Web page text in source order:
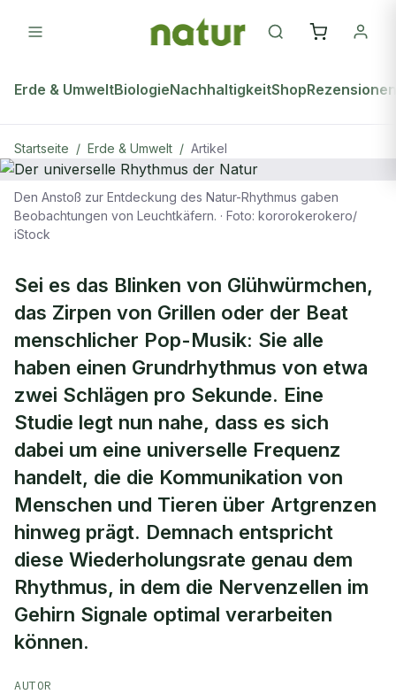
Erde & UmweltBiologieNachhaltigkeitShopRezensionen
Startseite / Erde & Umwelt / Artikel
ERDE & UMWELT
Der universelle Rhythmus der Natur
Den Anstoß zur Entdeckung des Natur-Rhythmus gaben
Beobachtungen von Leuchtkäfern. · Foto: kororokerokero/
iStock
Sei es das Blinken von Glühwürmchen,
das Zirpen von Grillen oder der Beat
menschlicher Pop-Musik: Sie alle
haben einen Grundrhythmus von etwa
zwei Schlägen pro Sekunde. Eine
Studie legt nun nahe, dass es sich
dabei um eine universelle Frequenz
handelt, die die Kommunikation von
Menschen und Tieren über Artgrenzen
hinweg prägt. Demnach entspricht
diese Wiederholungsrate genau dem
Rhythmus, in dem die Nervenzellen im
Gehirn Signale optimal verarbeiten
können.
AUTOR